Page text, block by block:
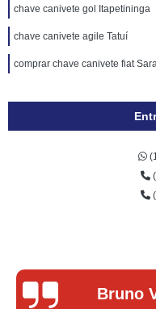
chave canivete gol Itapetininga
chave canivete agile Tatuí
comprar chave canivete fiat
Vitorino